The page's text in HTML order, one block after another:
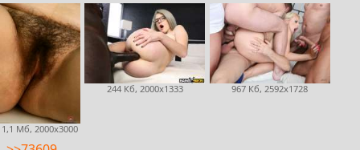
1,1 Мб, 2000x3000
244 Кб, 2000x1333 967 Кб, 2592x1728